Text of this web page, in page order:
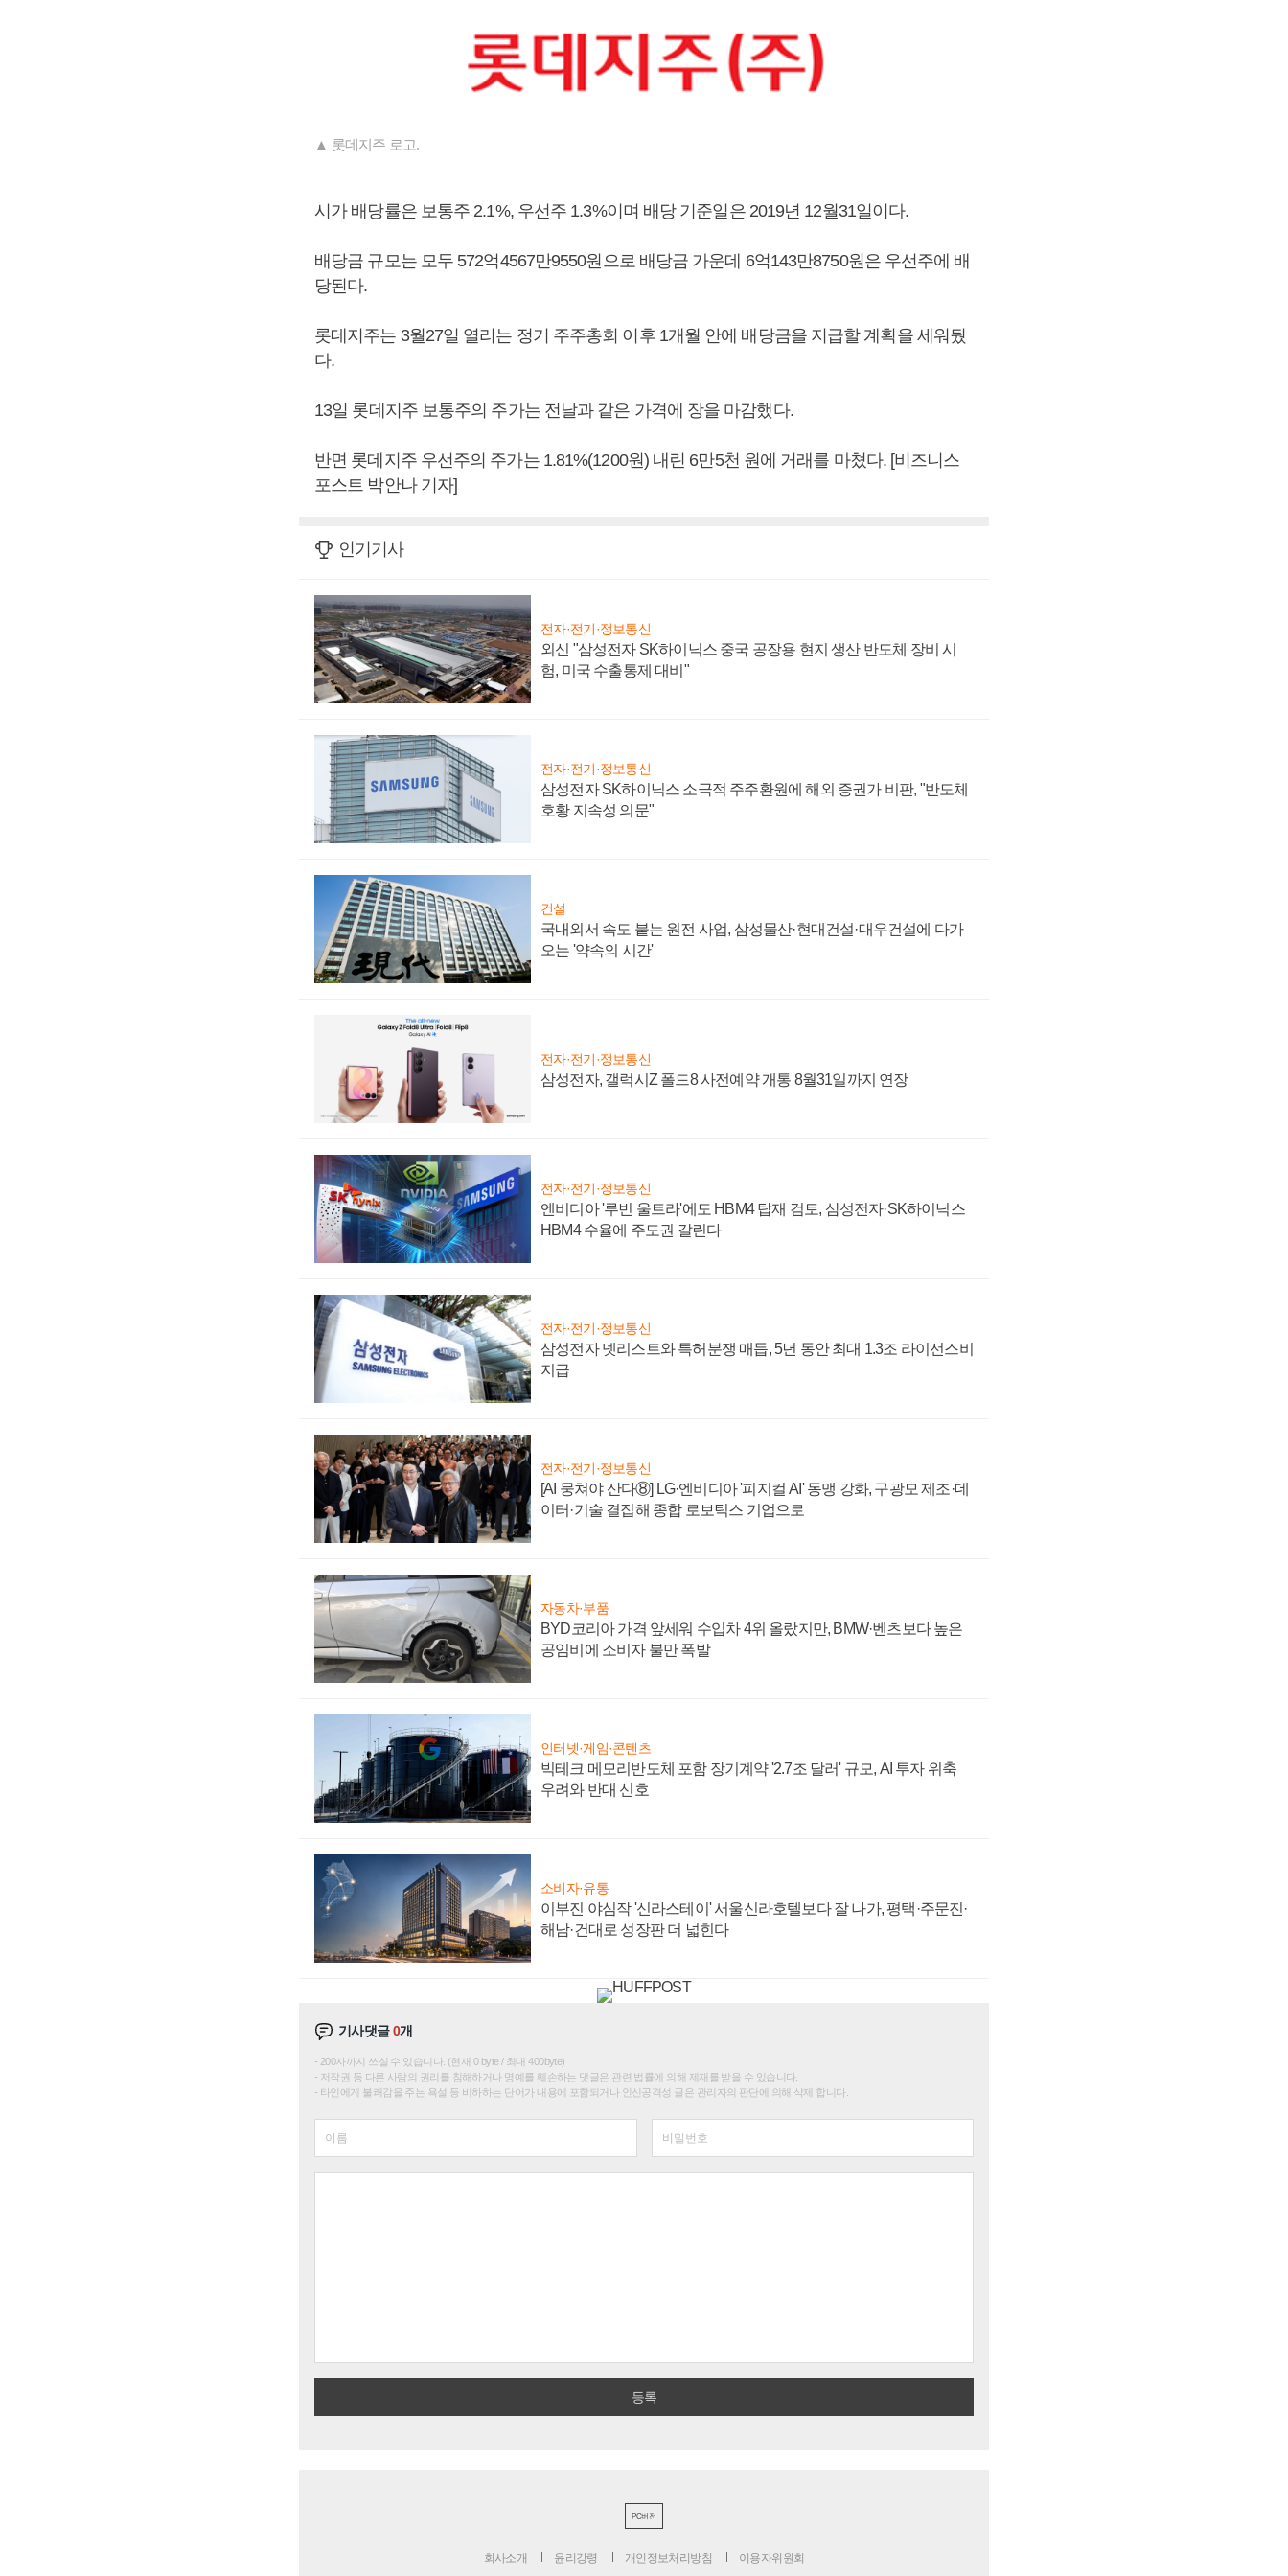
▲ 롯데지주 로고.
시가 배당률은 보통주 2.1%, 우선주 1.3%이며 배당 기준일은 2019년 12월31일이다.
배당금 규모는 모두 572억4567만9550원으로 배당금 가운데 6억143만8750원은 우선주에 배
당된다.
롯데지주는 3월27일 열리는 정기 주주총회 이후 1개월 안에 배당금을 지급할 계획을 세워뒀
다.
13일 롯데지주 보통주의 주가는 전날과 같은 가격에 장을 마감했다.
반면 롯데지주 우선주의 주가는 1.81%(1200원) 내린 6만5천 원에 거래를 마쳤다. [비즈니스
포스트 박안나 기자]
인기기사
전자·전기·정보통신
외신 "삼성전자 SK하이닉스 중국 공장용 현지 생산 반도체 장비 시
험, 미국 수출통제 대비"
전자·전기·정보통신
삼성전자 SK하이닉스 소극적 주주환원에 해외 증권가 비판, "반도체
호황 지속성 의문"
건설
국내외서 속도 붙는 원전 사업, 삼성물산·현대건설·대우건설에 다가
오는 '약속의 시간'
전자·전기·정보통신
삼성전자, 갤럭시Z 폴드8 사전예약 개통 8월31일까지 연장
전자·전기·정보통신
엔비디아 '루빈 울트라'에도 HBM4 탑재 검토, 삼성전자·SK하이닉스
HBM4 수율에 주도권 갈린다
전자·전기·정보통신
삼성전자 넷리스트와 특허분쟁 매듭, 5년 동안 최대 1.3조 라이선스비
지급
전자·전기·정보통신
[AI 뭉쳐야 산다⑧] LG·엔비디아 '피지컬 AI' 동맹 강화, 구광모 제조·데
이터·기술 결집해 종합 로보틱스 기업으로
자동차·부품
BYD코리아 가격 앞세워 수입차 4위 올랐지만, BMW·벤츠보다 높은
공임비에 소비자 불만 폭발
인터넷·게임·콘텐츠
빅테크 메모리반도체 포함 장기계약 '2.7조 달러' 규모, AI 투자 위축
우려와 반대 신호
소비자·유통
이부진 야심작 '신라스테이' 서울신라호텔보다 잘 나가, 평택·주문진·
해남·건대로 성장판 더 넓힌다
기사댓글0개
200자까지 쓰실 수 있습니다. (현재 0 byte / 최대 400byte)
저작권 등 다른 사람의 권리를 침해하거나 명예를 훼손하는 댓글은 관련 법률에 의해 제재를 받을 수 있습니다.
타인에게 불쾌감을 주는 욕설 등 비하하는 단어가 내용에 포함되거나 인신공격성 글은 관리자의 판단에 의해 삭제 합니다.
PC버전
회사소개 윤리강령 개인정보처리방침 이용자위원회